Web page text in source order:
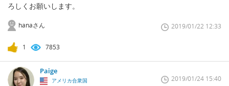
ろしくお願いします。
hanaさん 2019/01/22 12:33
1 7853
Paige
アメリカ合衆国 2019/01/24 15:40